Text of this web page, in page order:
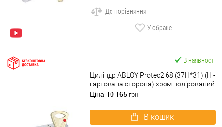
До порівняння
У обране
В наявності
Циліндр ABLOY Protec2 68 (37H*31) (H -
гартована сторона) хром полірований
Ціна 10 165 грн.
В кошик